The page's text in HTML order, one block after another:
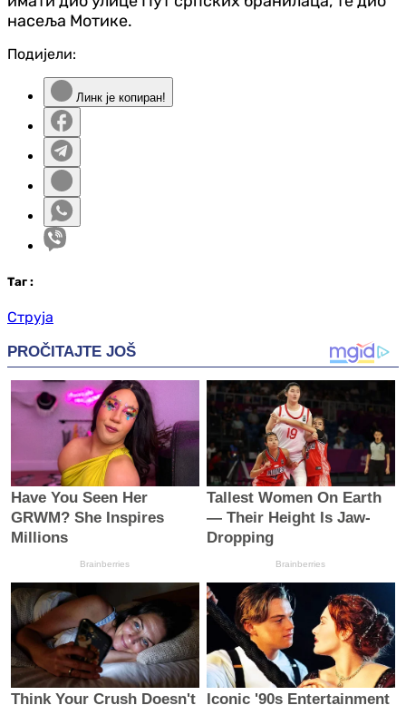
насеља Мотике.
Подијели:
Линк је копиран!
Таг :
Струја